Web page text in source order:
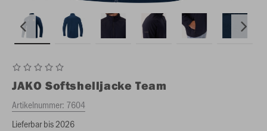
JAKO Softshelljacke Team
Artikelnummer: 7604
Lieferbar bis 2026